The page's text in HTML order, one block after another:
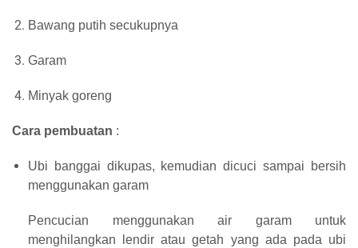
Bawang putih secukupnya
Garam
Minyak goreng
Cara pembuatan :
Ubi banggai dikupas, kemudian dicuci sampai bersih
menggunakan garam
Pencucian menggunakan air garam untuk
menghilangkan lendir atau getah yang ada pada ubi